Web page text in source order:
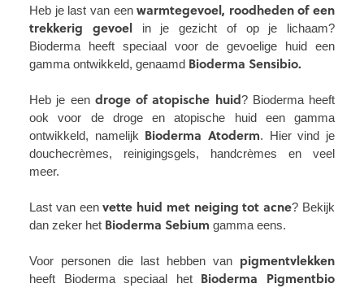
Heb je last van eenwarmtegevoel, roodheden of een
trekkerig gevoel in je gezicht of op je lichaam?
Bioderma heeft speciaal voor de gevoelige huid een
gamma ontwikkeld, genaamd Bioderma Sensibio.
Heb je een droge of atopische huid? Bioderma heeft
ook voor de droge en atopische huid een gamma
ontwikkeld, namelijk Bioderma Atoderm. Hier vind je
douchecrèmes, reinigingsgels, handcrèmes en veel
meer.
Last van eenvette huid met neiging tot acne? Bekijk
dan zeker het Bioderma Sebium gamma eens.
Voor personen die last hebben van pigmentvlekken
heeft Bioderma speciaal het Bioderma Pigmentbio